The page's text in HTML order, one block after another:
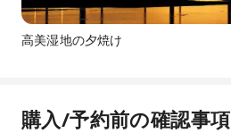
高美湿地の夕焼け
購入/予約前の確認事項